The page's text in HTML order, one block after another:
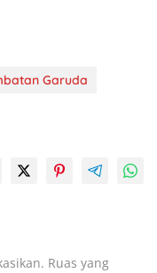
Garuda
Ruas yang